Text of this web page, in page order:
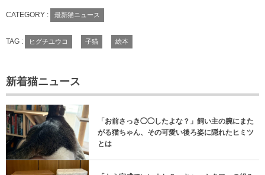
CATEGORY : 最新猫ニュース
TAG : ヒグチユウコ 子猫 絵本
新着猫ニュース
「お前さっき◯◯したよな？」飼い主の腕にまた
がる猫ちゃん、その可愛い後ろ姿に隠れたヒミツ
とは